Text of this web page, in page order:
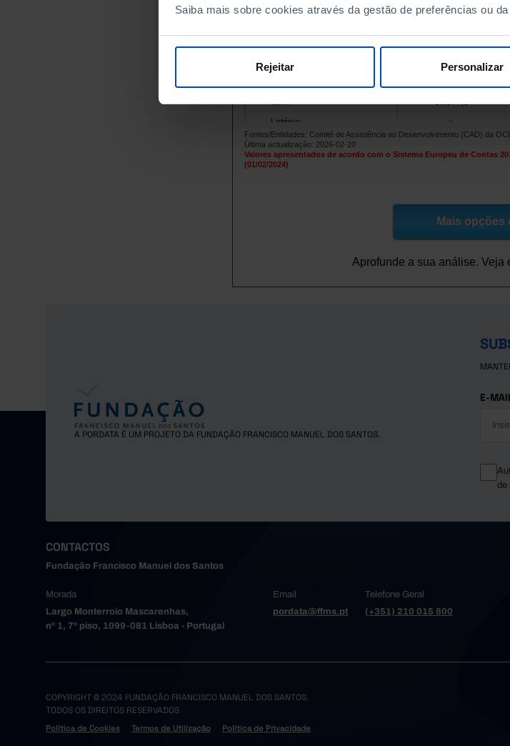
Saiba mais sobre cookies através da gestão de preferências ou
Rejeitar Personalizar
Finlândia
1.821,0
Grécia
358,0
Hungria
x
Itália
18.577,0
Letónia
x
Lituânia
Luxemburgo
276,0
56,0
8.577,0
48,0
Fontes/Entidades: Comité de Assistência ao Desenvolvimento (CAD) da
Última actualização: 2026-02-20
Valores apresentados de acordo com o Sistema Europeu de Contas
(01/02/2024)
Mais opções
Aprofunde a sua análise. Veja
A PORDATA É UM PROJETO DA FUNDAÇÃO FRANCISCO MANUEL DOS SANTOS.
E-
de
CONTACTOS
Fundação Francisco Manuel dos Santos
Morada
Largo Monterroio Mascarenhas,
nº 1, 7º piso, 1099-081 Lisboa - Portugal
Email
pordata@ffms.pt
Telefone Geral
(+351) 210 015 800
COPYRIGHT © 2024 FUNDAÇÃO FRANCISCO MANUEL DOS SANTOS.
TODOS OS DIREITOS RESERVADOS
Política de Cookies Termos de Utilização Política de Privacidade